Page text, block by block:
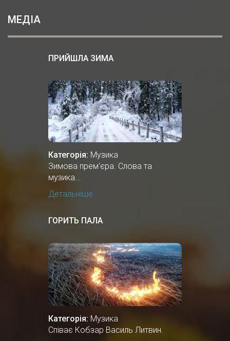
МЕДІА
ПРИЙШЛА ЗИМА
Категорія: Музика
Зимова прем'єра. Слова та
музика...
Детальніше...
ГОРИТЬ ПАЛА
Категорія: Музика
Співає Кобзар Василь Литвин.